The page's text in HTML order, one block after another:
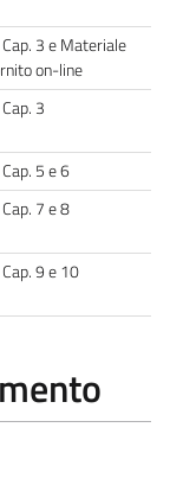
3 e Materiale
on-line
3
5 e 6
7 e 8
9 e 10